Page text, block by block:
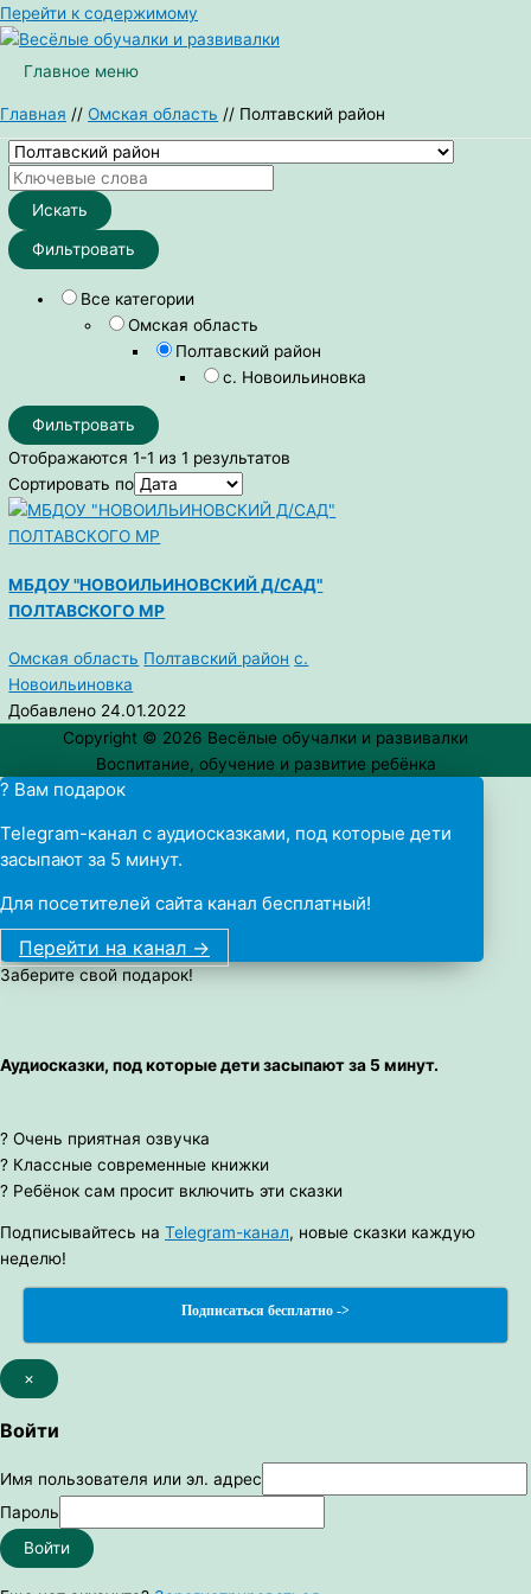
Перейти к содержимому
Главное меню
Главная Омская область Полтавский район
Искать
Фильтровать
Все категории
Омская область
Полтавский район
с. Новоильиновка
Фильтровать
Отображаются 1-1 из 1 результатов
Сортировать по
МБДОУ "НОВОИЛЬИНОВСКИЙ Д/САД"
ПОЛТАВСКОГО МР
Омская область Полтавский район с.
Новоильиновка
Добавлено 24.01.2022
Copyright © 2026 Весёлые обучалки и развивалки
Воспитание, обучение и развитие ребёнка
? Вам подарок
Telegram-канал с аудиосказками, под которые дети
засыпают за 5 минут.
Для посетителей сайта канал бесплатный!
Перейти на канал ->
Заберите свой подарок!
Аудиосказки, под которые дети засыпают за 5 минут.
? Очень приятная озвучка
? Классные современные книжки
? Ребёнок сам просит включить эти сказки
Подписывайтесь на Telegram-канал, новые сказки каждую
неделю!
Подписаться бесплатно ->
×
Войти
Имя пользователя или эл. адрес
Пароль
Войти